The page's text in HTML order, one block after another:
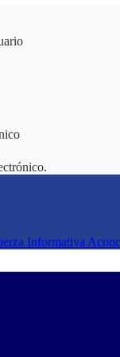
Informativa